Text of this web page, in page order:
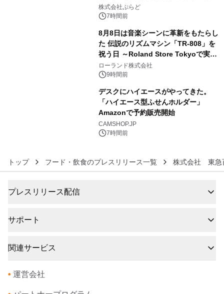
きで Villa Mon Temps AWAJIの連泊
素泊りプラン
株式会社ぷらど
7時間前
8月8日は音楽シーンに革新をもたらし
た 伝説のリズムマシン「TR-808」を
祝う日 ～Roland Store Tokyoで実機
を展示しての 記念キャンペーンを開
催 英国ラジオ「NTS」の 特別プログ
アーティストを フィーチャーしたアニ
メーションを公開～
ローランド株式会社
9時間前
デスクにハイエースがやってきた。
「ハイエース型ふせんホルダー」
Amazonで予約販売開始
CAMSHOP.JP
7時間前
トップ フード・飲食のプレスリリース一覧 株式会社 東急
プレスリリース配信
サポート
関連サービス
• 運営会社